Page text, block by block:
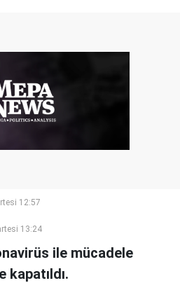
12:57
13:24
ile mücadele
kapatıldı.